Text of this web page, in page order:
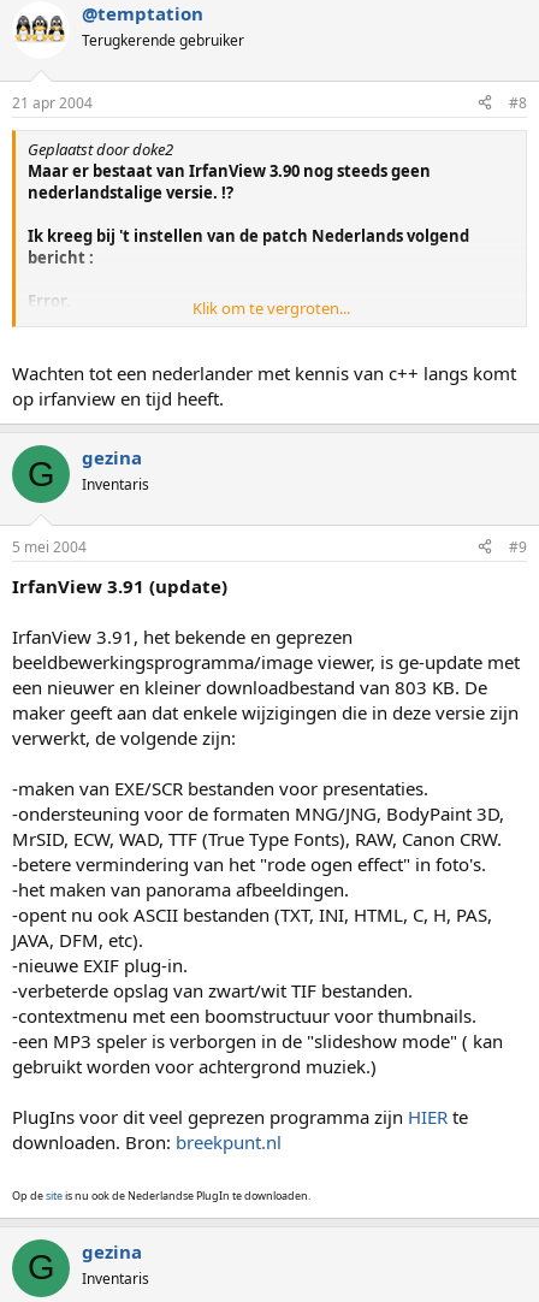
@temptation
Terugkerende gebruiker
21 apr 2004 #8
Geplaatst door doke2
Maar er bestaat van IrfanView 3.90 nog steeds geen
nederlandstalige versie. !?
Ik kreeg bij 't instellen van de patch Nederlands volgend
bericht :
Error.
Your language DLL is too old, pleasem update it from the
Maar 'k vind geen update voor die DLL...
Wie kent de oplossing !
Groetjes en bedankt,
Doke
Klik om te vergroten...
Wachten tot een nederlander met kennis van c++ langs komt
op irfanview en tijd heeft.
G gezina
Inventaris
5 mei 2004 #9
IrfanView 3.91 (update)
IrfanView 3.91, het bekende en geprezen
beeldbewerkingsprogramma/image viewer, is ge-update met
een nieuwer en kleiner downloadbestand van 803 KB. De
maker geeft aan dat enkele wijzigingen die in deze versie zijn
verwerkt, de volgende zijn:
-maken van EXE/SCR bestanden voor presentaties.
-ondersteuning voor de formaten MNG/JNG, BodyPaint 3D,
MrSID, ECW, WAD, TTF (True Type Fonts), RAW, Canon CRW.
-betere vermindering van het "rode ogen effect" in foto's.
-het maken van panorama afbeeldingen.
-opent nu ook ASCII bestanden (TXT, INI, HTML, C, H, PAS,
JAVA, DFM, etc).
-nieuwe EXIF plug-in.
-verbeterde opslag van zwart/wit TIF bestanden.
-contextmenu met een boomstructuur voor thumbnails.
-een MP3 speler is verborgen in de "slideshow mode" ( kan
gebruikt worden voor achtergrond muziek.)
PlugIns voor dit veel geprezen programma zijn HIER te
downloaden. Bron: breekpunt.nl
Op desiteis nu ook de Nederlandse PlugIn te downloaden.
G gezina
Inventaris